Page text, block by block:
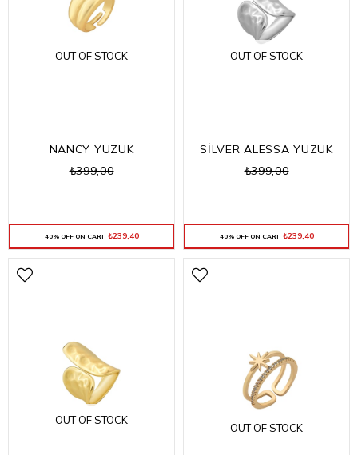
OUT OF STOCK
NANCY YÜZÜK
₺399,00
40% OFF ON CART ₺239,40
OUT OF STOCK
SİLVER ALESSA YÜZÜK
₺399,00
40% OFF ON CART ₺239,40
OUT OF STOCK
OUT OF STOCK